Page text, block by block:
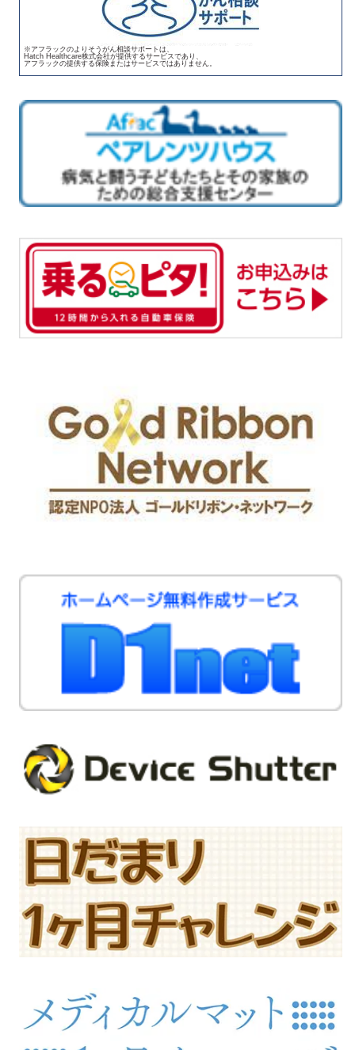
※アフラックのよりそうがん相談サポートは、
Hatch Healthcare株式会社が提供するサービスであり、
アフラックの提供する保険またはサービスではありません。